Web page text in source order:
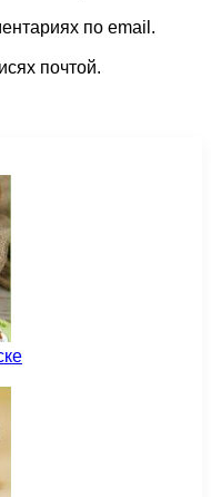
по email.
почтой.